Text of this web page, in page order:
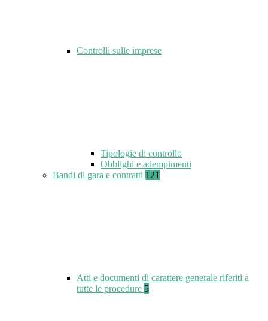
Controlli sulle imprese
Tipologie di controllo
Obblighi e adempimenti
Bandi di gara e contratti 121
Atti e documenti di carattere generale riferiti a
tutte le procedure 5